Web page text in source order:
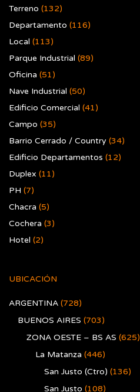
Terreno (132)
Departamento (116)
Local (113)
Parque Industrial (89)
Oficina (51)
Nave Industrial (50)
Edificio Comercial (41)
Campo (35)
Barrio Cerrado / Country (34)
Edificio Departamentos (12)
Duplex (11)
PH (7)
Chacra (5)
Cochera (3)
Hotel (2)
UBICACIÓN
ARGENTINA (728)
BUENOS AIRES (703)
ZONA OESTE – BS AS (625)
La Matanza (446)
San Justo (Ctro) (136)
San Justo (108)